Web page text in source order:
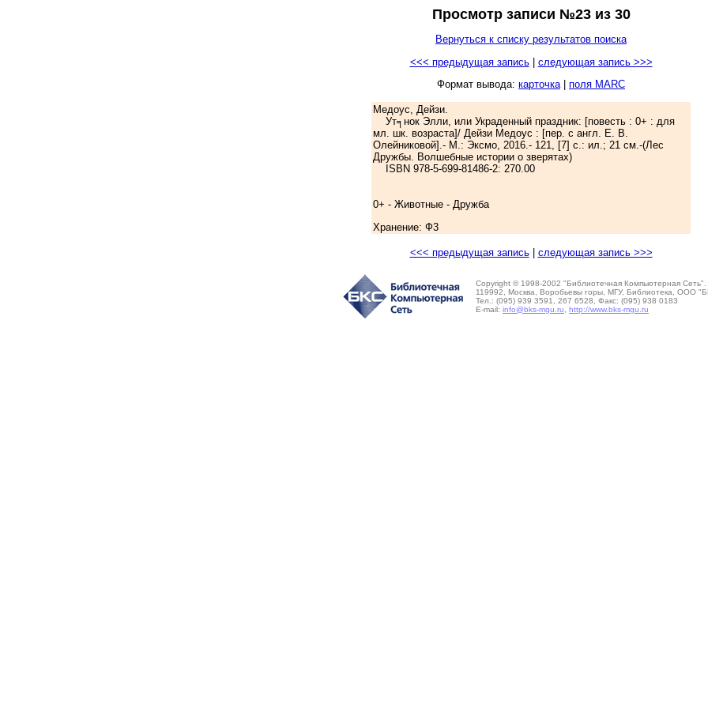
Просмотр записи №23 из 30
Вернуться к списку результатов поиска
<<< предыдущая запись| следующая запись >>>
Формат вывода: карточка поля MARC
Медоус, Дейзи.
Ут╕нок Элли, или Украденный праздник: [повесть : 0+ : для
мл. шк. возраста]/ Дейзи Медоус : [пер. с англ. Е. В.
Олейниковой].- М.: Эксмо, 2016.- 121, [7] с.: ил.; 21 см.-(Лес
Дружбы. Волшебные истории о зверятах)
ISBN 978-5-699-81486-2: 270.00
0+ - Животные - Дружба
Хранение: Ф3
<<< предыдущая запись| следующая запись >>>
Copyright © 1998-2002 "Библиотечная Компьютерная Сеть".
119992, Москва, Воробьевы горы, МГУ, Библиотека, ООО
Тел.: (095) 939 3591, 267 6528, Факс: (095) 938 0183
E-mail: info@bks-mgu.ru http://www.bks-mgu.ru